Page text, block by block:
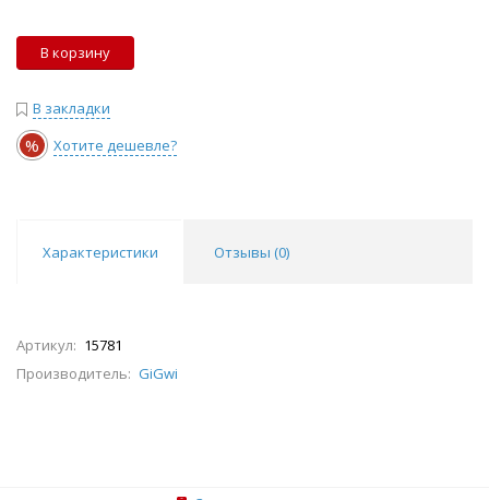
В корзину
В закладки
% Хотите дешевле?
Характеристики Отзывы (0)
Артикул: 15781
Производитель: GiGwi